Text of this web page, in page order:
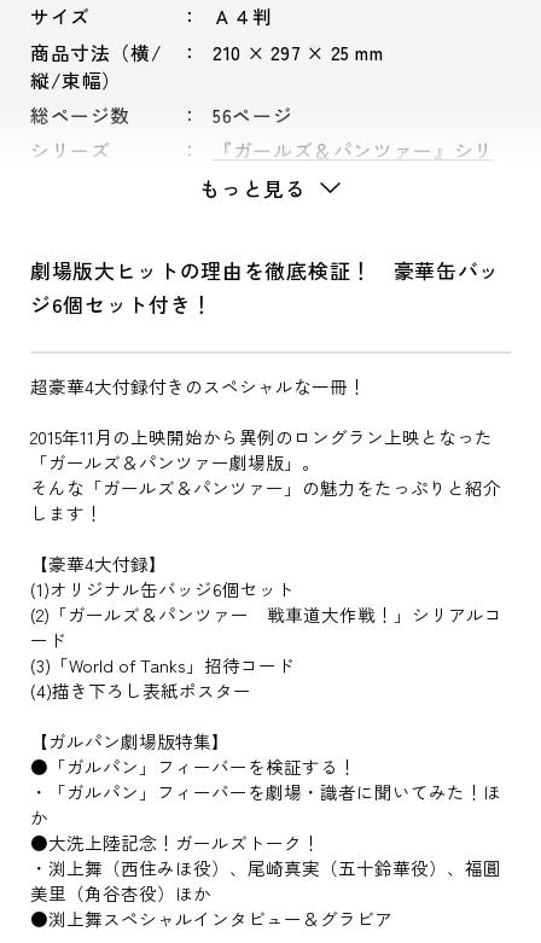
サイズ
Ａ４判
商品寸法（横/
縦/束幅）
210 × 297 × 25 mm
総ページ数
56ページ
シリーズ
『ガールズ＆パンツァー』シリ
ーズ
もっと見る
劇場版大ヒットの理由を徹底検証！ 豪華缶バッ
ジ6個セット付き！
超豪華4大付録付きのスペシャルな一冊！
2015年11月の上映開始から異例のロングラン上映となった
「ガールズ＆パンツァー劇場版」。
そんな「ガールズ＆パンツァー」の魅力をたっぷりと紹介
します！
【豪華4大付録】
(1)オリジナル缶バッジ6個セット
(2)「ガールズ＆パンツァー 戦車道大作戦！」シリアルコ
ード
(3)「World of Tanks」招待コード
(4)描き下ろし表紙ポスター
【ガルパン劇場版特集】
●「ガルパン」フィーバーを検証する！
・「ガルパン」フィーバーを劇場・識者に聞いてみた！ほ
か
●大洗上陸記念！ガールズトーク！
・渕上舞（西住みほ役）、尾崎真実（五十鈴華役）、福圓
美里（角谷杏役）ほか
●渕上舞スペシャルインタビュー＆グラビア